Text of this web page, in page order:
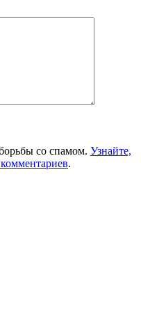
со спамом. Узнайте,
.